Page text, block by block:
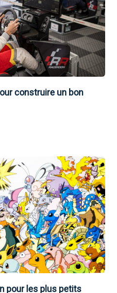
construire un bon
pour les plus petits